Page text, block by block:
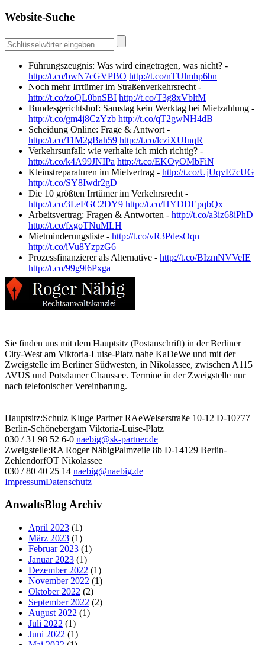
Website-Suche
Führungszeugnis: Was wird eingetragen, was nicht? -
http://t.co/bwN7cGVPBO http://t.co/nTUlmhp6bn
Noch mehr Irrtümer im Straßenverkehrsrecht -
http://t.co/zoQL0bnSBI http://t.co/T3g8xVbltM
Bundesgerichtshof: Samstag kein Werktag bei Mietzahlung -
http://t.co/gm4j8CzYzb http://t.co/qT2gwNH4dB
Scheidung Online: Frage & Antwort -
http://t.co/11M2gBah59 http://t.co/lcziXUInqR
Verkehrsunfall: wie verhalte ich mich richtig? -
http://t.co/k4A99JNIPa http://t.co/EKOyOMbFiN
Kleinstreparaturen im Mietvertrag - http://t.co/UjUqvE7cUG
http://t.co/SY8Iwdr2gD
Die 10 größten Irrtümer im Verkehrsrecht -
http://t.co/3LeFGC2DY9 http://t.co/HYDDEpqbQx
Arbeitsvertrag: Fragen & Antworten - http://t.co/a3iz68iPhD
http://t.co/fxgoTNuMLH
Mietminderungsliste - http://t.co/vR3PdesOqn
http://t.co/iVu8YzpzG6
Prozessfinanzierer als Alternative - http://t.co/BIzmNVVeIE
http://t.co/99g9l6Pxga
Sie finden uns mit dem Hauptsitz (Postanschrift) in der Berliner
City-West am Viktoria-Luise-Platz nahe KaDeWe und mit der
Zweigstelle im Berliner Südwesten, in Nikolassee, zwischen A115
AVUS und Potsdamer Chaussee. Termine in der Zweigstelle nur
nach telefonischer Vereinbarung.
Hauptsitz:Schulz Kluge Partner RAeWelserstraße 10-12 D-10777
Berlin-Schönebergam Viktoria-Luise-Platz
030 / 31 98 52 6-0 naebig@sk-partner.de
Zweigstelle:RA Roger NäbigPalmzeile 8b D-14129 Berlin-
ZehlendorfOT Nikolassee
030 / 80 40 25 14 naebig@naebig.de
ImpressumDatenschutz
AnwaltsBlog Archiv
April 2023 (1)
März 2023 (1)
Februar 2023 (1)
Januar 2023 (1)
Dezember 2022 (1)
November 2022 (1)
Oktober 2022 (2)
September 2022 (2)
August 2022 (1)
Juli 2022 (1)
Juni 2022 (1)